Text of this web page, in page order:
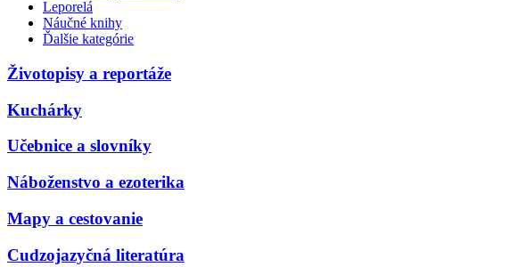
Leporelá
Náučné knihy
Ďalšie kategórie
Životopisy a reportáže
Kuchárky
Učebnice a slovníky
Náboženstvo a ezoterika
Mapy a cestovanie
Cudzojazyčná literatúra